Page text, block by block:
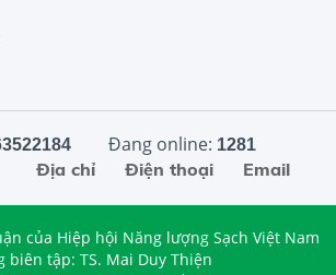
Đang online: 1281
Email
Điện thoại
Địa chỉ
của Hiệp hội Năng lượng Sạch Việt Nam
biên tập: TS. Mai Duy Thiện